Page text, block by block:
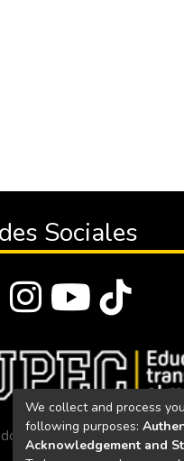
Sociales
los derechos
We collect and process
following purposes:
Acknowledgement and